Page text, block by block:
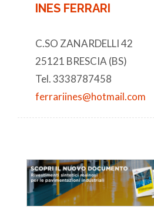
INES FERRARI
C.SO ZANARDELLI 42
25121 BRESCIA (BS)
Tel. 3338787458
ferrariines@hotmail.com